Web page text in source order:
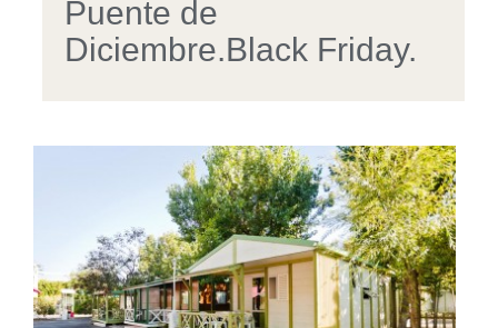
Puente de
Diciembre.Black Friday.